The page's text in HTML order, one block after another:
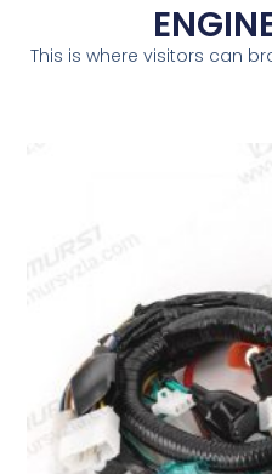
This is where visitors can